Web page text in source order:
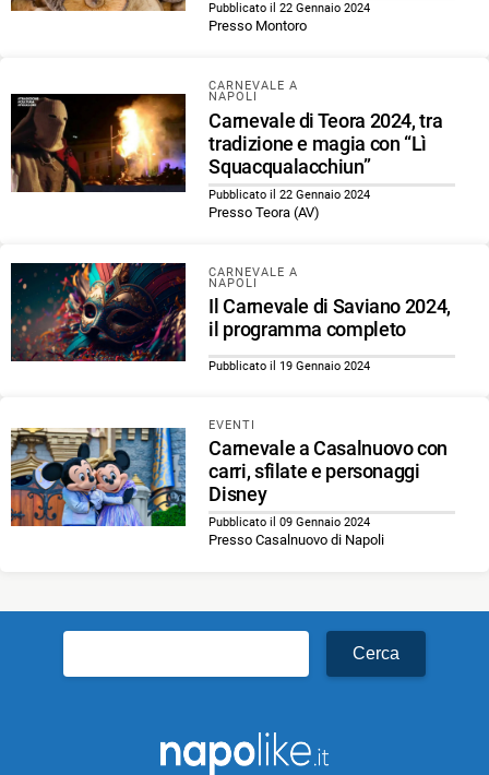
Pubblicato il 22 Gennaio 2024
Presso Montoro
CARNEVALE A
NAPOLI
Carnevale di Teora 2024, tra
tradizione e magia con “Lì
Squacqualacchiun”
Pubblicato il 22 Gennaio 2024
Presso Teora (AV)
CARNEVALE A
NAPOLI
Il Carnevale di Saviano 2024,
il programma completo
Pubblicato il 19 Gennaio 2024
EVENTI
Carnevale a Casalnuovo con
carri, sfilate e personaggi
Disney
Pubblicato il 09 Gennaio 2024
Presso Casalnuovo di Napoli
per: